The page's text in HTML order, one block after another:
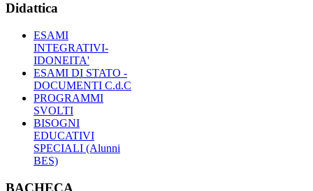
Didattica
ESAMI
INTEGRATIVI-
IDONEITA'
ESAMI DI STATO -
DOCUMENTI C.d.C
PROGRAMMI
SVOLTI
BISOGNI
EDUCATIVI
SPECIALI (Alunni
BES)
BACHECA